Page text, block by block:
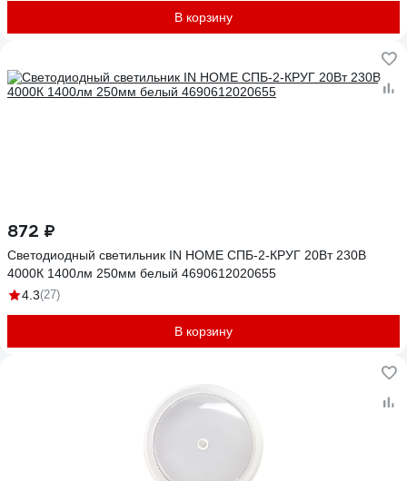
В корзину
872 ₽
Светодиодный светильник IN HOME СПБ-2-КРУГ 20Вт 230В
4000К 1400лм 250мм белый 4690612020655
4.3(27)
В корзину